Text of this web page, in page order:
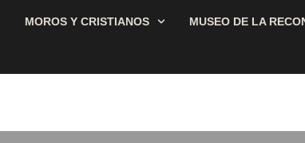
MOROS Y CRISTIANOS MUSEO DE LA